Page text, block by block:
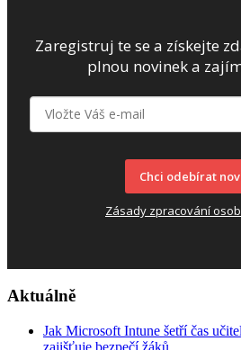
Zaregistruj te se a získejte
plnou novinek a
Chci odebírat
Zásady zpracování
Aktuálně
Jak Microsoft Intune šetří čas
zajišťuje bezpečí žáků